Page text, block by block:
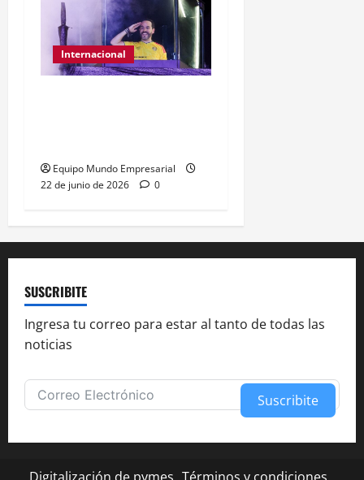
Internacional
Equipo Mundo Empresarial
22 de junio de 2026
0
SUSCRIBITE
Ingresa tu correo para estar al tanto de todas las
noticias
Suscribite